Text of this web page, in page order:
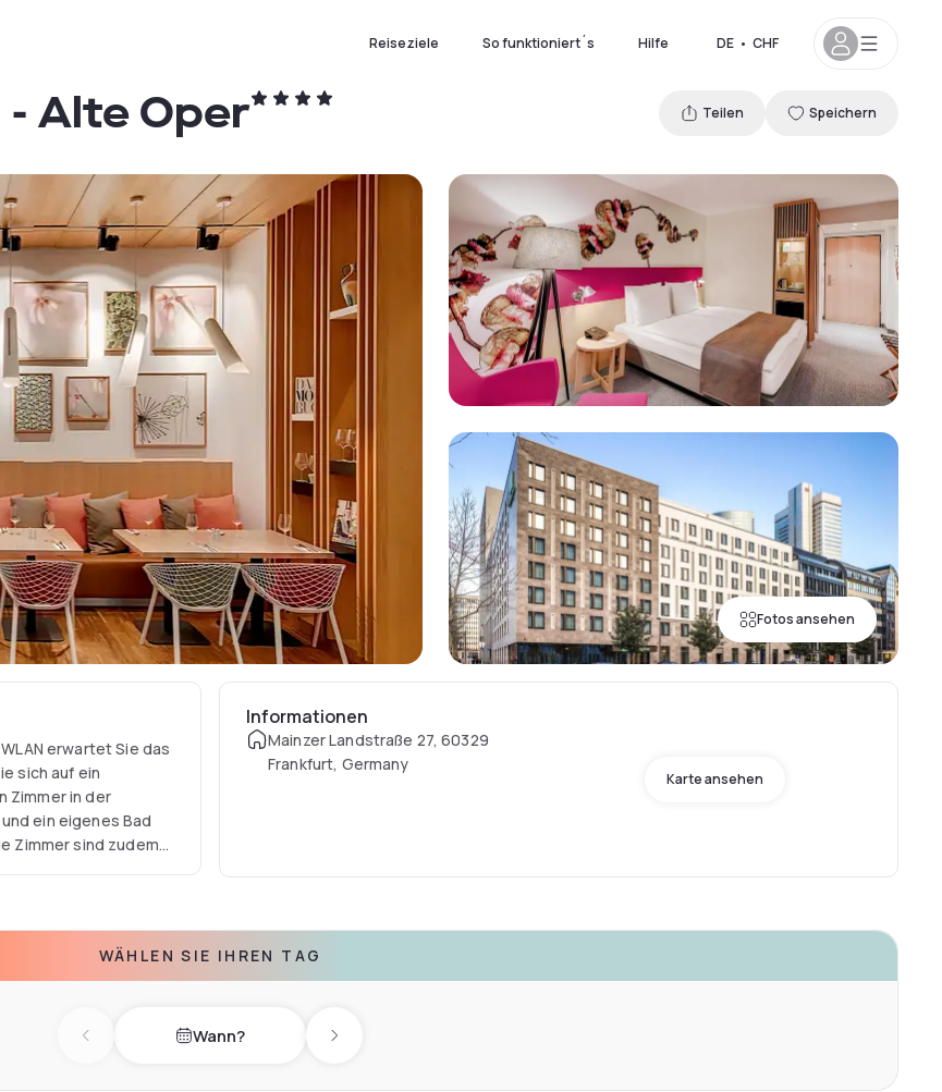
Reiseziele So funktioniert´s Hilfe DE • CHF
Fotos ansehen
Alte Oper Teilen Speichern
erwartet Sie das
sich auf ein
Zimmer in der
ein eigenes Bad
Zimmer sind zudem
Informationen
Mainzer Landstraße 27, 60329
Frankfurt, Germany
Karte ansehen
WÄHLEN SIE IHREN TAG
Previous day Wann? Next day